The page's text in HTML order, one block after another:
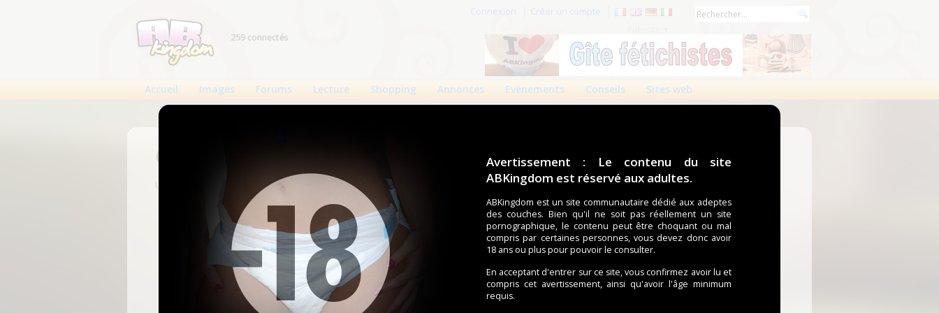
Avertissement : Le contenu du site
ABKingdom est réservé aux adultes.
ABKingdom est un site communautaire dédié aux adeptes
des couches. Bien qu'il ne soit pas réellement un site
pornographique, le contenu peut être choquant ou mal
compris par certaines personnes, vous devez donc avoir
18 ans ou plus pour pouvoir le consulter.
En acceptant d'entrer sur ce site, vous confirmez avoir lu et
compris cet avertissement, ainsi qu'avoir l'âge minimum
requis.
Connexion Créer un compte
259 connectés
Accueil Images Forums Lecture Shopping Annonces Evènements Conseils Sites web
Connexion
Un compte est nécessaire pour voir cette page.
Nom d'utilisateur
Mot de passe